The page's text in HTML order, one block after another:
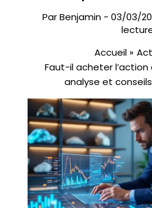
ParBenjamin - 03/03/
Accueil
Faut-il acheter l’action
analyse et